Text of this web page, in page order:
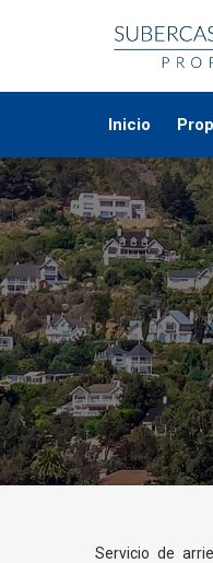
Inicio
Servicio de